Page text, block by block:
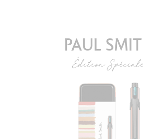
PAUL SMITH
Édition Spéciale